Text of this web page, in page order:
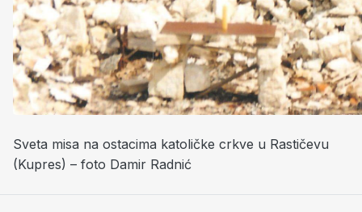
Sveta misa na ostacima katoličke crkve u Rastičevu
(Kupres) – foto Damir Radnić